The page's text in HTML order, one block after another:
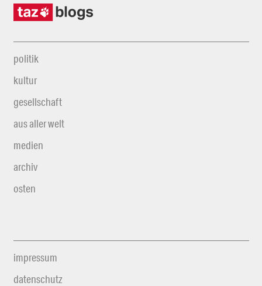
politik
kultur
gesellschaft
aus aller welt
medien
archiv
osten
impressum
datenschutz